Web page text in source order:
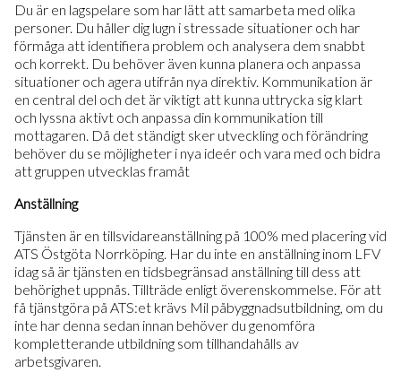
Du är en lagspelare som har lätt att samarbeta med olika
personer. Du håller dig lugn i stressade situationer och har
förmåga att identifiera problem och analysera dem snabbt
och korrekt. Du behöver även kunna planera och anpassa
situationer och agera utifrån nya direktiv. Kommunikation är
en central del och det är viktigt att kunna uttrycka sig klart
och lyssna aktivt och anpassa din kommunikation till
mottagaren. Då det ständigt sker utveckling och förändring
behöver du se möjligheter i nya ideér och vara med och bidra
att gruppen utvecklas framåt
Anställning
Tjänsten är en tillsvidareanställning på 100% med placering vid
ATS Östgöta Norrköping. Har du inte en anställning inom LFV
idag så är tjänsten en tidsbegränsad anställning till dess att
behörighet uppnås. Tillträde enligt överenskommelse. För att
få tjänstgöra på ATS:et krävs Mil påbyggnadsutbildning, om du
inte har denna sedan innan behöver du genomföra
kompletterande utbildning som tillhandahålls av
arbetsgivaren.